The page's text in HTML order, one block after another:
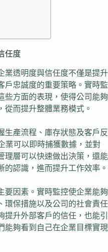
任度
業透明度與信任度不僅是提升
戶忠誠度的重要策略。實時監
些方面的表現，使得公司能夠
從而提升整體業務模式。
生產流程、庫存狀態及客戶反
業可以即時捕獲數據，並對
理層可以快速做出決策，還能
認識，進而提升工作效率。
要因素。實時監控使企業能夠
環保措施以及公司的社會責任
升外部客戶的信任，也能引
能夠看到自己在企業目標實現